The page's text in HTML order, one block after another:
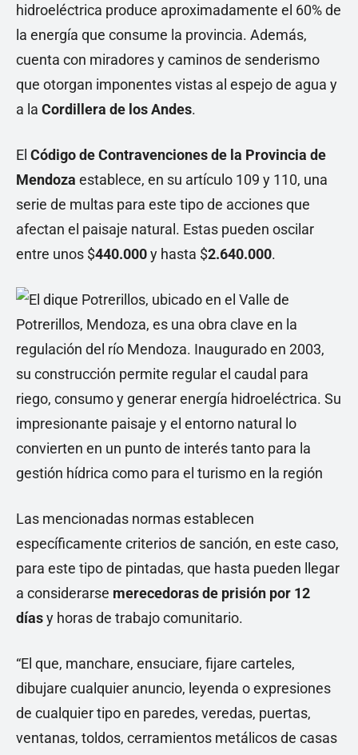
hidroeléctrica produce aproximadamente el 60% de
la energía que consume la provincia. Además,
cuenta con miradores y caminos de senderismo
que otorgan imponentes vistas al espejo de agua y
a la Cordillera de los Andes.
El Código de Contravenciones de la Provincia de
Mendoza establece, en su artículo 109 y 110, una
serie de multas para este tipo de acciones que
afectan el paisaje natural. Estas pueden oscilar
entre unos $440.000y hasta $2.640.000.
Las mencionadas normas establecen
específicamente criterios de sanción, en este caso,
para este tipo de pintadas, que hasta pueden llegar
a considerarse merecedoras de prisión por 12
díasy horas de trabajo comunitario.
“El que, manchare, ensuciare, fijare carteles,
dibujare cualquier anuncio, leyenda o expresiones
de cualquier tipo en paredes, veredas, puertas,
ventanas, toldos, cerramientos metálicos de casas